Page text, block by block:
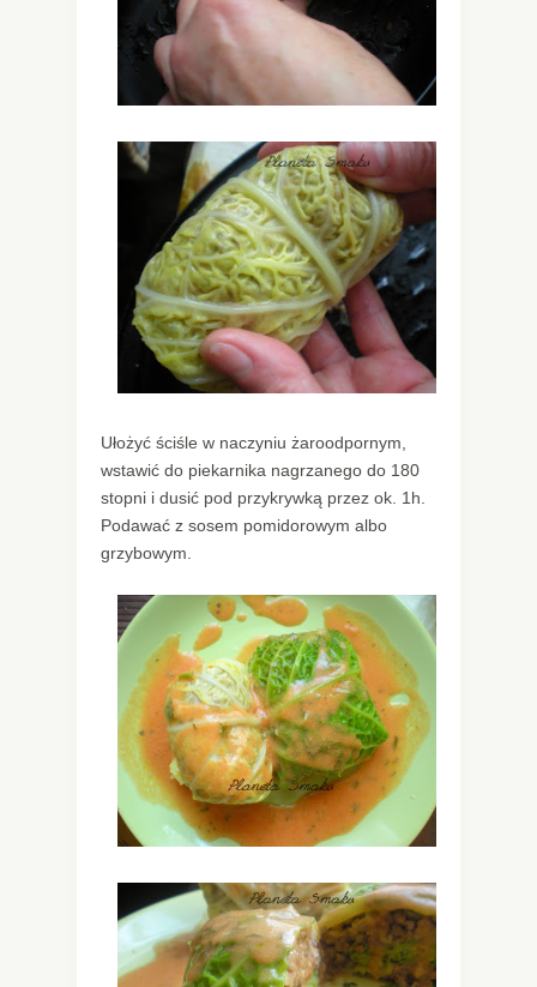
Ułożyć ściśle w naczyniu żaroodpornym,
wstawić do piekarnika nagrzanego do 180
stopni i dusić pod przykrywką przez ok. 1h.
Podawać z sosem pomidorowym albo
grzybowym.